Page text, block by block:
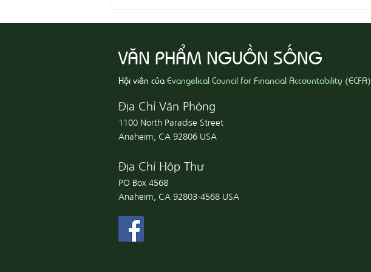
Khổ
VĂN PHẨM NGUỒN SỐNG
Hội viên củaEvangelical Council for Financial Accountability (ECFA)
Địa Chỉ Văn Phòng
1100 North Paradise Street
Anaheim, CA 92806 USA
Địa Chỉ Hộp Thư
PO Box 4568
Anaheim, CA 92803-4568 USA